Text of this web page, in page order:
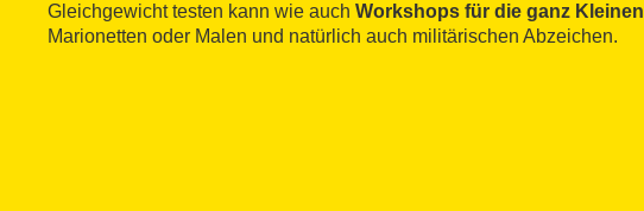
Gleichgewicht testen kann wie auch Workshops für die ganz Kleinen
Marionetten oder Malen und natürlich auch militärischen Abzeichen.